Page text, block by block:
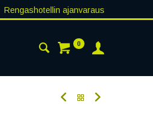
Rengashotellin ajanvaraus
0